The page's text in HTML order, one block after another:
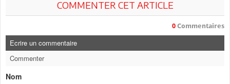
COMMENTER CET ARTICLE
0 Commentaires
Ecrire un commentaire
Commenter
Nom